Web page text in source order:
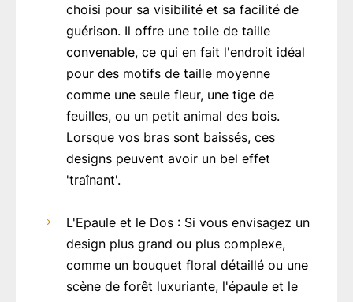
choisi pour sa visibilité et sa facilité de
guérison. Il offre une toile de taille
convenable, ce qui en fait l'endroit idéal
pour des motifs de taille moyenne
comme une seule fleur, une tige de
feuilles, ou un petit animal des bois.
Lorsque vos bras sont baissés, ces
designs peuvent avoir un bel effet
'traînant'.
L'Epaule et le Dos : Si vous envisagez un
design plus grand ou plus complexe,
comme un bouquet floral détaillé ou une
scène de forêt luxuriante, l'épaule et le